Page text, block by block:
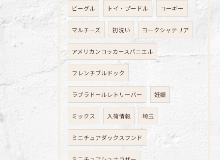
ビーグル トイ・プードル コーギー
マルチーズ 初洗い ヨークシャテリア
アメリカンコッカースパニエル
フレンチブルドック
ラブラドールレトリーバー 妊娠
ミックス 入荷情報 埼玉
ミニチュアダックスフンド